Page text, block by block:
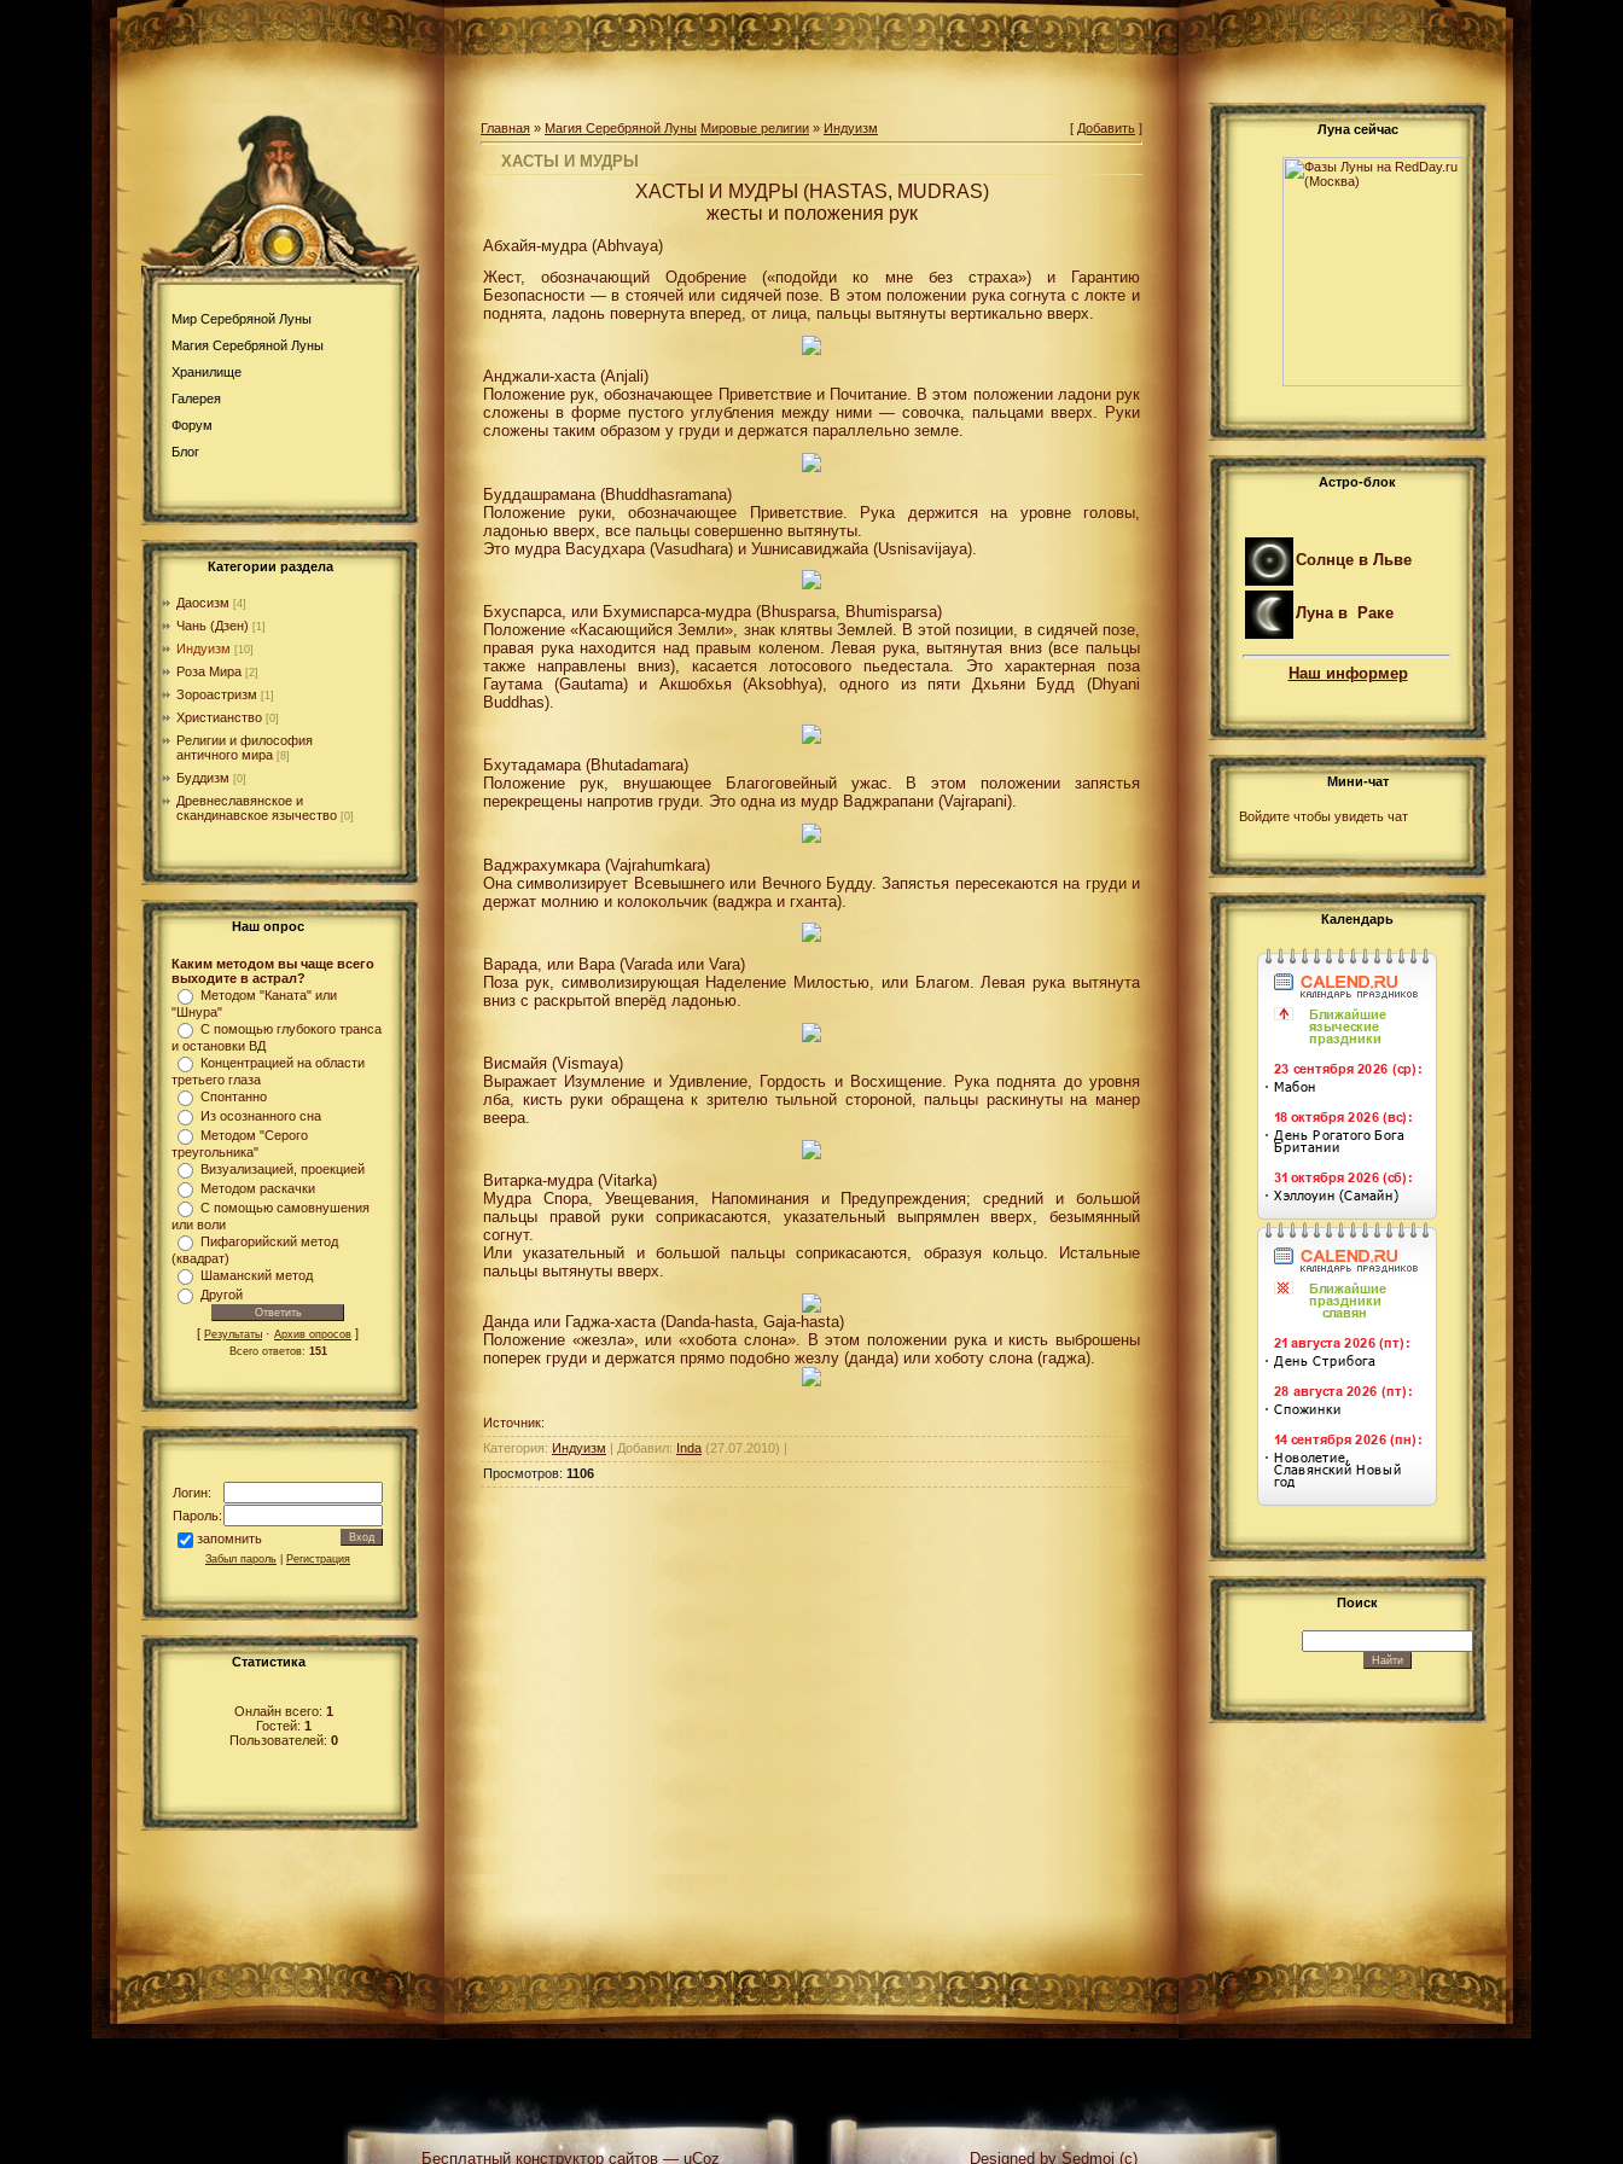
Мир Серебряной Луны
Магия Серебряной Луны
Хранилище
Галерея
Форум
Блог
Категории раздела
Даосизм [4]
Чань (Дзен) [1]
Индуизм [10]
Роза Мира [2]
Зороастризм [1]
Христианство [0]
Религии и философия
античного мира [8]
Буддизм [0]
Древнеславянское и
скандинавское язычество [0]
Наш опрос
Каким методом вы чаще всего
выходите в астрал?
Методом "Каната" или
"Шнура"
С помощью глубокого транса
и остановки ВД
Концентрацией на области
третьего глаза
Спонтанно
Из осознанного сна
Методом "Серого
треугольника"
Визуализацией, проекцией
Методом раскачки
С помощью самовнушения
или воли
Пифагорийский метод
(квадрат)
Шаманский метод
Другой
[ Результаты · Архив опросов ]
Всего ответов: 151
Логин:
Пароль:
запомнить
Забыл пароль Регистрация
Статистика
Онлайн всего: 1
Гостей: 1
Пользователей: 0
Главная » Магия Серебряной Луны Мировые религии » Индуизм [ Добавить ]
ХАСТЫ И МУДРЫ
ХАСТЫ И МУДРЫ (HASTAS, MUDRAS)
жесты и положения рук
Абхайя-мудра (Abhvaya)
Жест, обозначающий Одобрение («подойди ко мне без страха») и Гарантию
Безопасности — в стоячей или сидячей позе. В этом положении рука согнута с локте и
поднята, ладонь повернута вперед, от лица, пальцы вытянуты вертикально вверх.
Анджали-хаста (Anjali)
Положение рук, обозначающее Приветствие и Почитание. В этом положении ладони рук
сложены в форме пустого углубления между ними — совочка, пальцами вверх. Руки
сложены таким образом у груди и держатся параллельно земле.
Буддашрамана (Bhuddhasramana)
Положение руки, обозначающее Приветствие. Рука держится на уровне головы,
ладонью вверх, все пальцы совершенно вытянуты.
Это мудра Васудхара (Vasudhara) и Ушнисавиджайа (Usnisavijaya).
Бхуспарса, или Бхумиспарса-мудра (Bhusparsa, Bhumisparsa)
Положение «Касающийся Земли», знак клятвы Землей. В этой позиции, в сидячей позе,
правая рука находится над правым коленом. Левая рука, вытянутая вниз (все пальцы
также направлены вниз), касается лотосового пьедестала. Это характерная поза
Гаутама (Gautama) и Акшобхья (Aksobhya), одного из пяти Дхьяни Будд (Dhyani
Buddhas).
Бхутадамара (Bhutadamara)
Положение рук, внушающее Благоговейный ужас. В этом положении запястья
перекрещены напротив груди. Это одна из мудр Ваджрапани (Vajrapani).
Ваджрахумкара (Vajrahumkara)
Она символизирует Всевышнего или Вечного Будду. Запястья пересекаются на груди и
держат молнию и колокольчик (ваджра и гханта).
Варада, или Вара (Varada или Vara)
Поза рук, символизирующая Наделение Милостью, или Благом. Левая рука вытянута
вниз с раскрытой вперёд ладонью.
Висмайя (Vismaya)
Выражает Изумление и Удивление, Гордость и Восхищение. Рука поднята до уровня
лба, кисть руки обращена к зрителю тыльной стороной, пальцы раскинуты на манер
веера.
Витарка-мудра (Vitarka)
Мудра Спора, Увещевания, Напоминания и Предупреждения; средний и большой
пальцы правой руки соприкасаются, указательный выпрямлен вверх, безымянный
согнут.
Или указательный и большой пальцы соприкасаются, образуя кольцо. Истальные
пальцы вытянуты вверх.
Данда или Гаджа-хаста (Danda-hasta, Gaja-hasta)
Положение «жезла», или «хобота слона». В этом положении рука и кисть выброшены
поперек груди и держатся прямо подобно жезлу (данда) или хоботу слона (гаджа).
Источник:
Категория: Индуизм | Добавил: Inda (27.07.2010) |
Просмотров: 1106
Луна сейчас
Астро-блок
Солнце в Льве
Луна в Раке
Наш информер
Мини-чат
Войдите чтобы увидеть чат
Календарь
Поиск
Бесплатный конструктор сайтов—uCoz Designed by Sedmoj (c)